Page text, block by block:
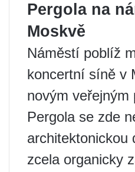
Pergola na
Moskvě
Náměstí poblíž
koncertní síně v
novým veřejným
Pergola se zde
architektonickou
zcela organicky